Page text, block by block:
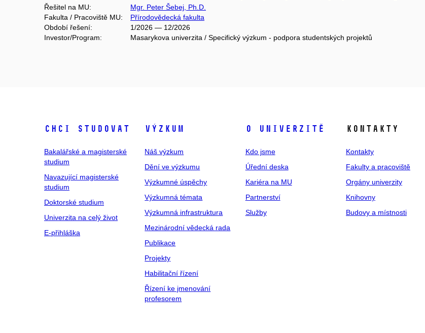
Řešitel na MU:
Mgr. Peter Šebej, Ph.D.
Fakulta / Pracoviště MU:
Přírodovědecká fakulta
Období řešení:
1/2026 — 12/2026
Investor/Program:
Masarykova univerzita / Specifický výzkum - podpora studentských projektů
Chci studovat
Bakalářské a magisterské
studium
Navazující magisterské
studium
Doktorské studium
Univerzita na celý život
E-přihláška
Výzkum
Náš výzkum
Dění ve výzkumu
Výzkumné úspěchy
Výzkumná témata
Výzkumná infrastruktura
Mezinárodní vědecká rada
Publikace
Projekty
Habilitační řízení
Řízení ke jmenování
profesorem
O univerzitě
Kdo jsme
Úřední deska
Kariéra na MU
Partnerství
Služby
Kontakty
Kontakty
Fakulty a pracoviště
Orgány univerzity
Knihovny
Budovy a místnosti